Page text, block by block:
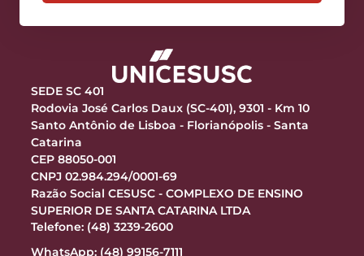
SEDE SC 401
Rodovia José Carlos Daux (SC-401), 9301 - Km 10
Santo Antônio de Lisboa - Florianópolis - Santa
Catarina
CEP 88050-001
CNPJ 02.984.294/0001-69
Razão Social CESUSC - COMPLEXO DE ENSINO
SUPERIOR DE SANTA CATARINA LTDA
Telefone: (48) 3239-2600
WhatsApp: (48) 99156-7111